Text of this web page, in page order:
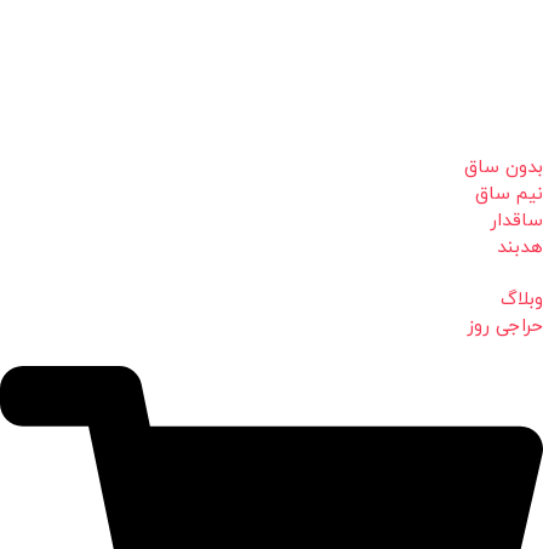
بدون ساق
نیم ساق
ساقدار
هدبند
وبلاگ
حراجی روز